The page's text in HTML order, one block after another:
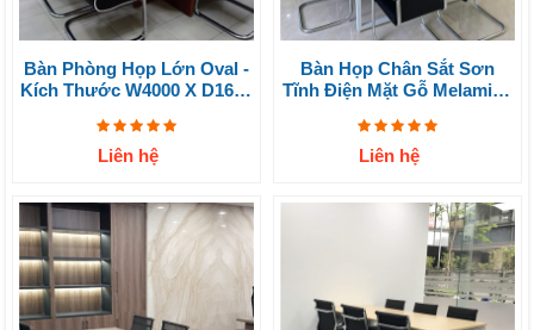
Bàn Phòng Họp Lớn Oval -
Kích Thước W4000 X D1600
Liên hệ
Bàn Họp Chân Sắt Sơn
Tĩnh Điện Mặt Gỗ Melamine
Họp Lớn ( Có Thể Đặt Kích
Thước Và Màu Sắc Theo
Liên hệ